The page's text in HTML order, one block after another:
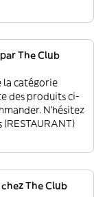
The Club
la catégorie
des produits ci-
N'hésitez
The Club